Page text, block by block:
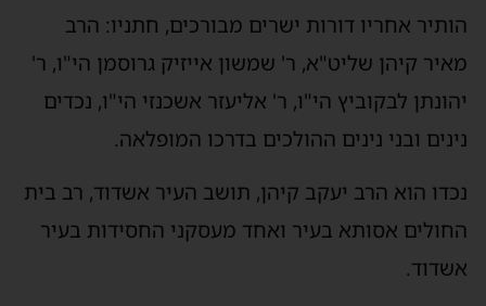
אחריו דורות ישרים מבורכים, חתניו: הרב
קיהן שליט"א, ר' שמשון אייזיק גרוסמן הי"ו, ר'
לבקוביץ הי"ו, ר' אליעזר אשכנזי הי"ו, נכדים
ובני נינים ההולכים בדרכו המופלאה.
הוא הרב יעקב קיהן, תושב העיר אשדוד, רב בית
אסותא בעיר ואחד מעסקני החסידות בעיר